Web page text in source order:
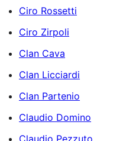
Ciro Rossetti
Ciro Zirpoli
Clan Cava
Clan Licciardi
Clan Partenio
Claudio Domino
Claudio Pezzuto